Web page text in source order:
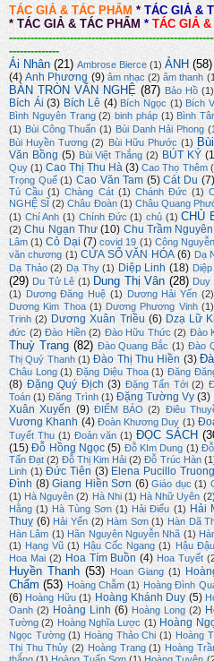
TÁC GIẢ & TÁC PHẨM * TÁC GIẢ &
* TÁC GIẢ & TÁC PHẨM * TÁC GIẢ &
--------------
Ái Nhân (21) Ambrose Bierce (1) ẢNH (58)
(4) Anh Phương (9) âm nhạc (2) âm thanh
BÀN TRÒN VĂN NGHỆ (87) Bảo Hồ (1)
Bích Ái (3) Bích Lê (4) Bích Ngọc (1) Bích
Bình Nguyên Trang (2) binh pháp (1) Bình
(1) Bùi Công Thuấn (1) Bùi Danh Hải Phong
Bùi Huyền Tương (2) Bùi Hữu Phước (1)
Văn Bồng (5) Bùi Việt Thắng (2) BÚT KÝ
Quy (1) Cao Thị Thu Hà (3) Cao Thọ Thêm
Trọng Quế (1) Cao Văn Tam (5) Cát Du (7)
Tú Cầu (1) Chàng Cát (1) Chánh Đức (1)
NGHỆ SĨ (2) Châu Đoàn (1) Châu Quang
(1) Chí Anh (1) Chính Đức (1) chủ (1) CHỦ
(2) Chu Ngạn Thư (10) Chu Trầm
Lâm (1) Cỏ Dại (7) covid 19 (1) Công Nguyễn
văn chương (1) CỬA SỔ VĂN HÓA (6) Dạ
Dạ Thảo (2) Dạ Thy (1) Diệp Linh (18)
(29) Du Tử Lê (1) Dung Thị Vân (28) Duy
(1)
Dương Đăng Huệ (1) Dương Hải Yến (2)
Dương Kim Thoa (1) Dương Phương Vinh (1)
Trinh (2) Dương Xuân Triều (6) Dzạ Lữ
đức (2) Đào Hiền (2) Đào Hữu Thức (2) Đào
Thuỳ Trang (82) Đào Quang Bắc (1) Đào
Thị Quý Thanh (1) Đào Thị Thu Hiền (3)
Châu Long (1) Đặng Diệu Thoa (1) Đăng
(8) Đặng Quý Địch (3) Đặng Tấn Tới (2)
Toán (1) Đăng Trình (1) Đặng Tường Vy (3)
Xuân Xuyến (9) ĐIỂM BÁO (2) Điêu
Vương Khanh (4) Đoàn Khương Duy (1)
Tuyết Thu (1) Đoản văn (1) ĐỌC SÁCH
(15) Đỗ Hồng Ngọc (5) Đỗ KIm Dung (1)
Tấn Đạt (2) Đỗ Thị Kim Hải (2) Đỗ Trúc Hàn
Linh (1) Đức Tiên (3) Elena Pucillo Truong
Đình (8) Giang Hiền Sơn (6) Giáo dục (1)
(1) Hà Nguyên (2) Hà Nhi (1) Hà Nhữ Uyên (2)
Hằng (1) Hà Tùng Sơn (1) Hải Điểu (1) Hải
Thuỵ (6) Hải Yến (2) Hàm Sơn (1) Hàn Dã
Hàn Lâm (1) Hãn Nguyên Nguyễn Nhã (1)
(1) Hạng Vũ (1) Hậu Cốc Ngang (1) Hậu Đậu
Hoa Mai (2) Hoa Tím Buồn (4) Hoa Tuyết
Huyền Thanh (53) Hoan Giang (1)
Chẩm (53) Hoàng Chẫm (1) Hoàng Đình
(6) Hoàng Hữu (1) Hoàng Khánh Duy (5)
Oanh (2) Hoàng Linh (6) Hoàng Long (2)
Tường (2) Hoàng Nghĩa Lược (1) Hoàng
Ngọc Tường (1) Hoàng Thảo Chi (1) Hoàng
Thị Thu Thủy (2) Hoàng Trang (1) Hoàng